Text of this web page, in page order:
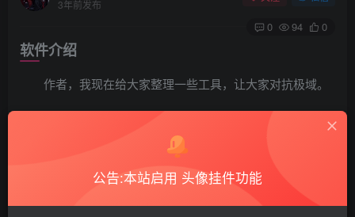
3年前发布
0 94 0
软件介绍
作者，我现在给大家整理一些工具，让大家对抗极域。
公告:本站启用 头像挂件功能